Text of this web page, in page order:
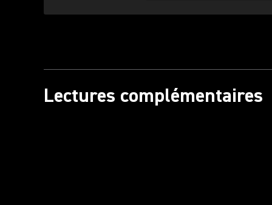
Lectures complémentaires